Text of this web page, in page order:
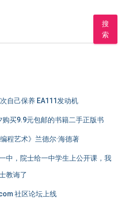
搜
索
自己保养 EA111发动机
购买9.9元包邮的书籍二手正版书
程艺术》兰德尔·海德著
中，院士给一中学生上公开课，我
教诲了
社区论坛上线